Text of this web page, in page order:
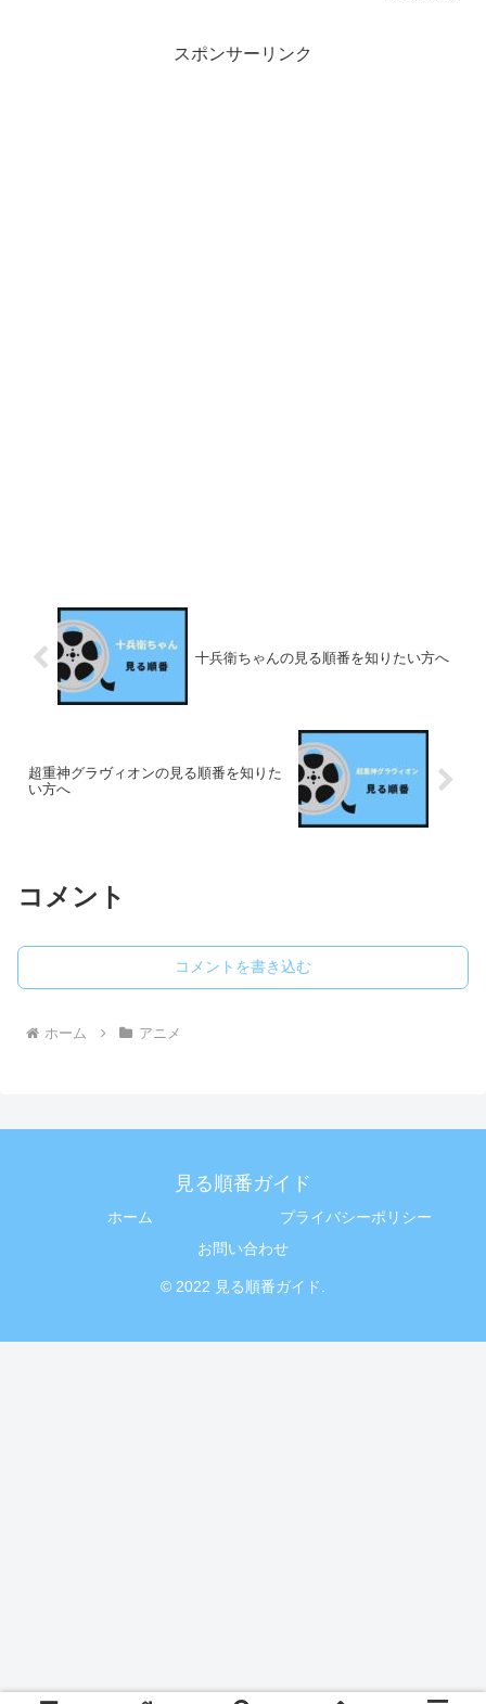
スポンサーリンク
十兵衛ちゃんの見る順番を知りたい方へ
超重神グラヴィオンの見る順番を知りた
い方へ
コメント
コメントを書き込む
ホーム アニメ
見る順番ガイド
ホーム
プライバシーポリシー
お問い合わせ
© 2022 見る順番ガイド.